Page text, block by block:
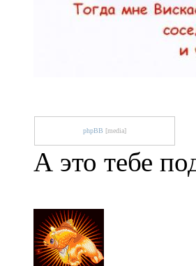
phpBB [media]
А это тебе